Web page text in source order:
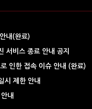
내(완료)
서비스 종료 안내 공지
인한 접속 이슈 안내 (완료)
시 제한 안내
내